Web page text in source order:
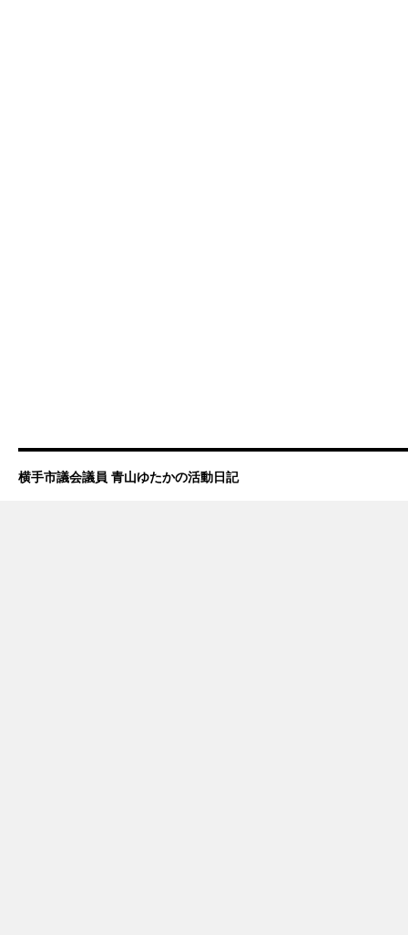
横手市議会議員 青山ゆたかの活動日記